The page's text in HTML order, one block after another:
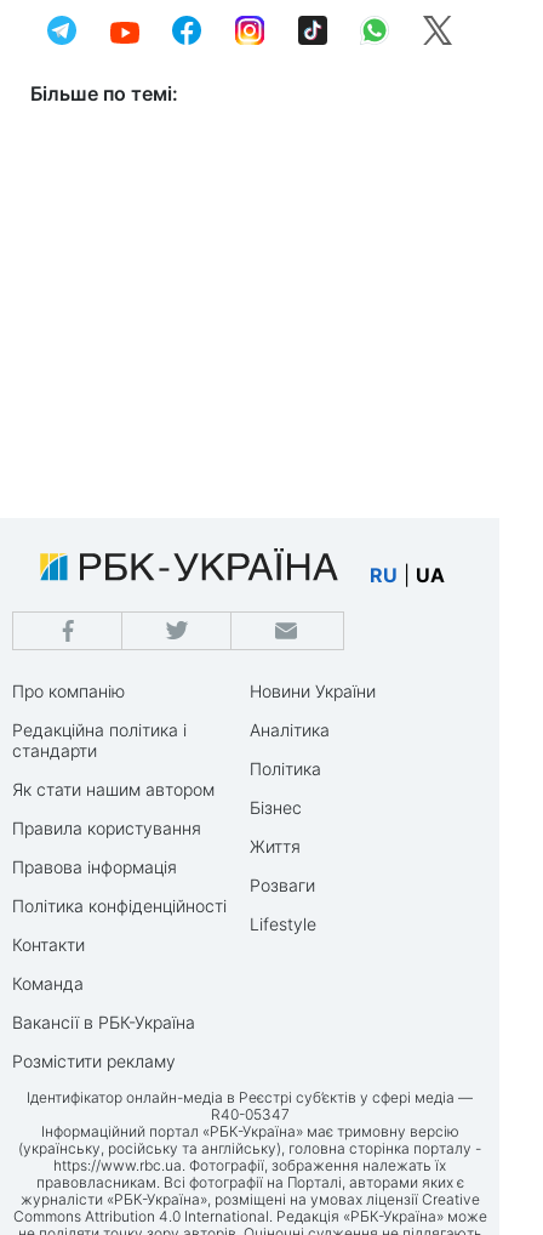
Більше по темі:
RU UA
Про компанію
Редакційна політика і
стандарти
Як стати нашим автором
Правила користування
Правова інформація
Політика конфіденційності
Контакти
Команда
Вакансії в РБК-Україна
Розмістити рекламу
Новини України
Аналітика
Політика
Бізнес
Життя
Розваги
Lifestyle
Ідентифікатор онлайн-медіа в Реєстрі суб’єктів у сфері медіа —
R40-05347
Інформаційний портал «РБК-Україна» має тримовну версію
(українську, російську та англійську), головна сторінка порталу -
https://www.rbc.ua. Фотографії, зображення належать їх
правовласникам. Всі фотографії на Порталі, авторами яких є
журналісти «РБК-Україна», розміщені на умовах ліцензії Creative
Commons Attribution 4.0 International. Редакція «РБК-Україна» може